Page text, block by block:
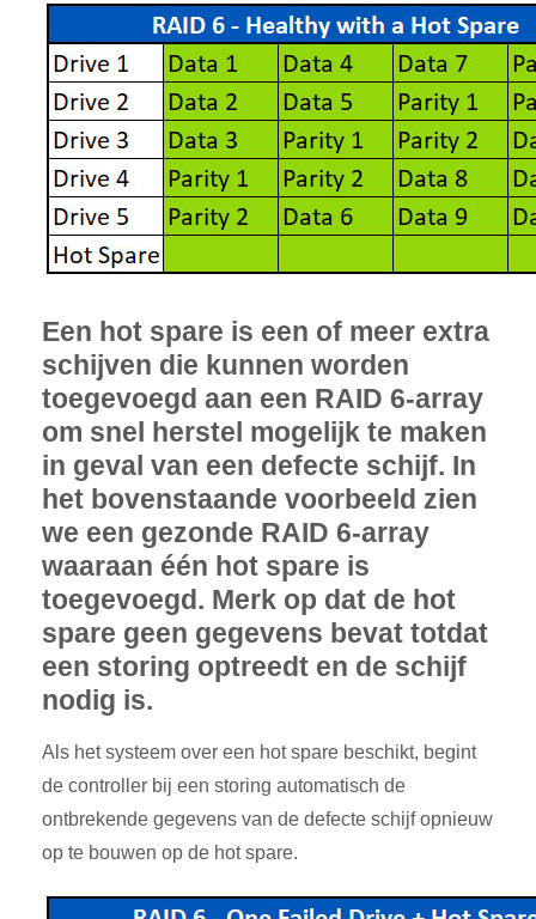
Een hot spare is een of meer extra
schijven die kunnen worden
toegevoegd aan een RAID 6-array
om snel herstel mogelijk te maken
in geval van een defecte schijf. In
het bovenstaande voorbeeld zien
we een gezonde RAID 6-array
waaraan één hot spare is
toegevoegd. Merk op dat de hot
spare geen gegevens bevat totdat
een storing optreedt en de schijf
nodig is.
Als het systeem over een hot spare beschikt, begint
de controller bij een storing automatisch de
ontbrekende gegevens van de defecte schijf opnieuw
op te bouwen op de hot spare.